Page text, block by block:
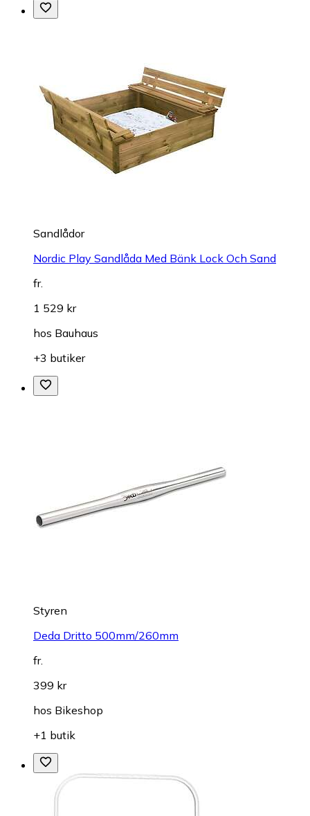
Sandlådor
Nordic Play Sandlåda Med Bänk Lock Och Sand
fr.
1 529 kr
hos Bauhaus
+3 butiker
Styren
Deda Dritto 500mm/260mm
fr.
399 kr
hos Bikeshop
+1 butik